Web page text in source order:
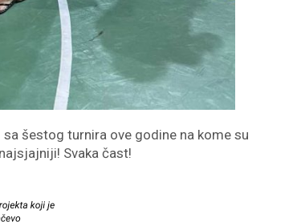
šestog turnira ove godine na kome su
Svaka čast!